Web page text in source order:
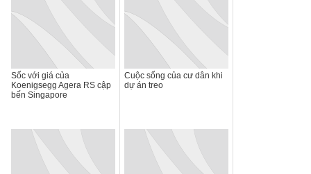
Sốc với giá của
Koenigsegg Agera RS cập
bến Singapore
Cuộc sống của cư dân khi
dự án treo